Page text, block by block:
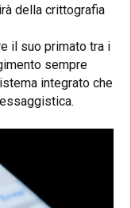
della crittografia
il suo primato tra i
sempre
integrato che